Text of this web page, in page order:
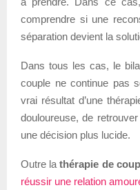
comprendre si une
séparation devient la
Dans tous les cas, le
couple ne continue pas
vrai résultat d’une
douloureuse, de
une décision plus lucide.
Outre lathérapie de
réussir une relation